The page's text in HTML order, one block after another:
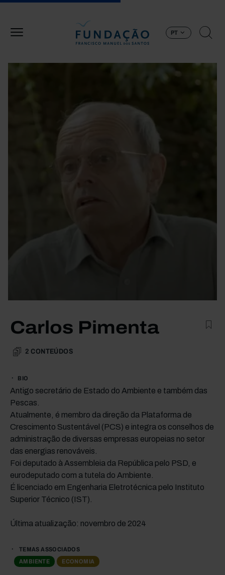
PT
Carlos Pimenta
2 CONTEÚDOS
BIO
Antigo secretário de Estado do Ambiente e também das
Pescas.
Atualmente, é membro da direção da Plataforma de
Crescimento Sustentável (PCS) e integra os conselhos de
administração de diversas empresas europeias no setor
das energias renováveis.
Foi deputado à Assembleia da República pelo PSD, e
eurodeputado com a tutela do Ambiente.
É licenciado em Engenharia Eletrotécnica pelo Instituto
Superior Técnico (IST).
Última atualização: novembro de 2024
TEMAS ASSOCIADOS
AMBIENTE
ECONOMIA